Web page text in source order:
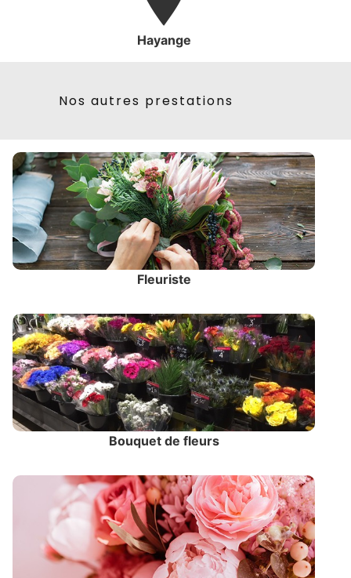
Hayange
Nos autres prestations
Fleuriste
Bouquet de fleurs